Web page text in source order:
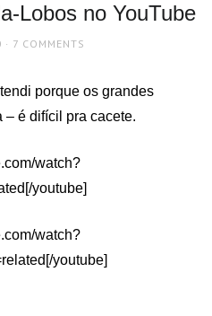
Lobos no YouTube
7 COMMENTS
porque os grandes
– é difícil pra cacete.
watch?
youtube]
watch?
youtube]